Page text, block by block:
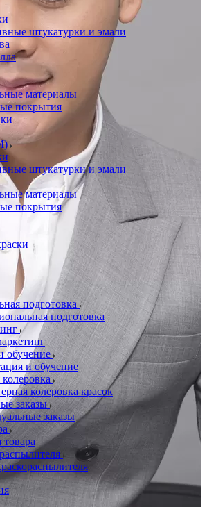
штукатурки и эмали
материалы
покрытия
штукатурки и эмали
материалы
покрытия
подготовка
подготовка
обучение
и обучение
колеровка красок
заказы
заказы
товара